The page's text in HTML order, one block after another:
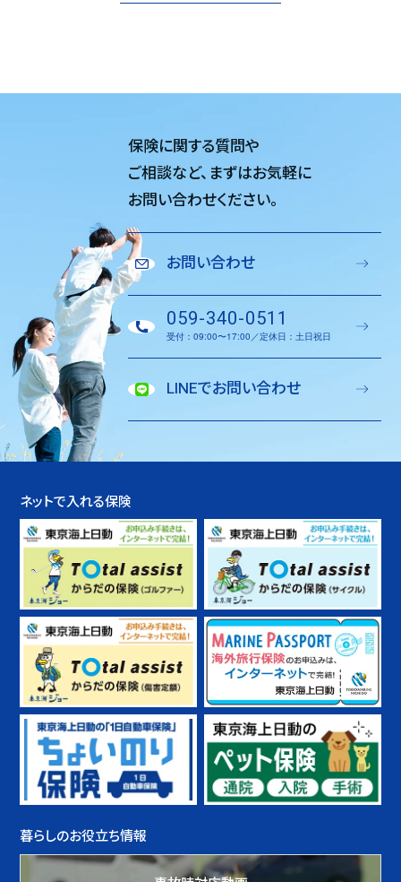
保険に関する質問や
ご相談など、 まずはお気軽に
お問い合わせください。
お問い合わせ
059-340-0511
受付：09:00〜17:00／定休日：土日祝日
LINEでお問い合わせ
ネットで入れる保険
暮らしのお役立ち情報